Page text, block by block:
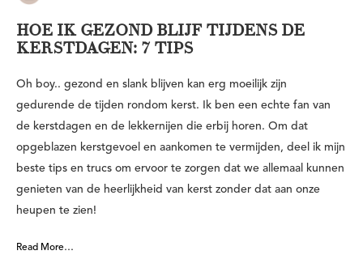
HOE IK GEZOND BLIJF TIJDENS DE
KERSTDAGEN: 7 TIPS
Oh boy.. gezond en slank blijven kan erg moeilijk zijn
gedurende de tijden rondom kerst. Ik ben een echte fan van
de kerstdagen en de lekkernijen die erbij horen. Om dat
opgeblazen kerstgevoel en aankomen te vermijden, deel ik mijn
beste tips en trucs om ervoor te zorgen dat we allemaal kunnen
genieten van de heerlijkheid van kerst zonder dat aan onze
heupen te zien!
Read More…